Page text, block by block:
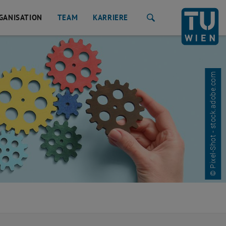
TEAM KARRIERE
© Pixel-Shot - stock.adobe.com